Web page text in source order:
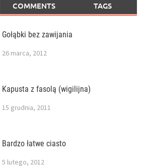
COMMENTS TAGS
Gołąbki bez zawijania
26 marca, 2012
Kapusta z fasolą (wigilijna)
15 grudnia, 2011
Bardzo łatwe ciasto
5 lutego, 2012